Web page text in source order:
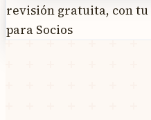
revisión gratuita, con tu
para Socios